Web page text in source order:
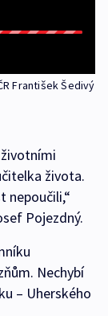
František Šedivý
života.
nepoučili,“
Pojezdný.
Nechybí
– Uherského